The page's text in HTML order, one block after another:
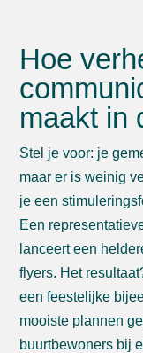
Hoe
maakt in
Stel je voor: je
maar er is weinig
je een
Een
lanceert een
flyers. Het
een feestelijke
mooiste plannen
buurtbewoners bij